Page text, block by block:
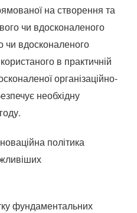
на створення та
чи вдосконаленого
чи вдосконаленого
в практичній
організаційно-
необхідну
політика
фундаментальних